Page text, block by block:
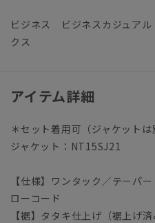
ビジネス ビジネスカジュア
クス
アイテム詳細
＊セット着用可（ジャケットは
ジャケット：NT15SJ21
【仕様】ワンタック／テーパ
ローコード
【裾】タタキ仕上げ（裾上げ